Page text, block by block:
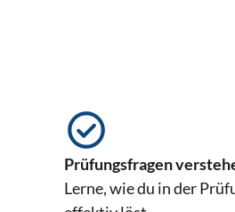
Prüfungsfragen
Lerne, wie du in der